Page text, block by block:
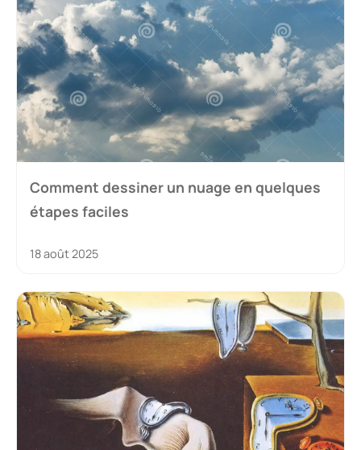
Comment dessiner un nuage en quelques
étapes faciles
18 août 2025